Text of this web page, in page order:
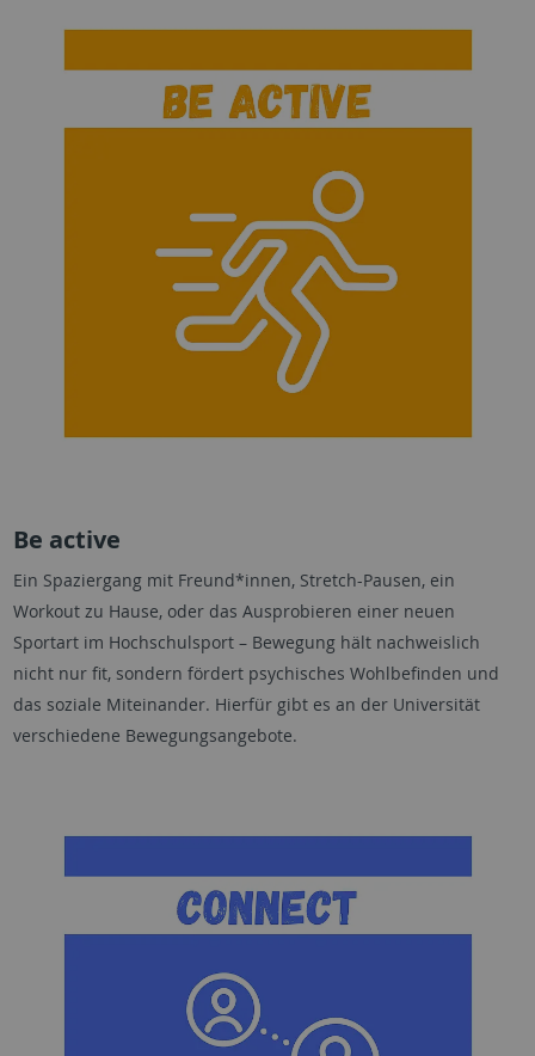
Be active
Ein Spaziergang mit Freund*innen, Stretch-Pausen, ein
Workout zu Hause, oder das Ausprobieren einer neuen
Sportart im Hochschulsport – Bewegung hält nachweislich
nicht nur fit, sondern fördert psychisches Wohlbefinden und
das soziale Miteinander. Hierfür gibt es an der Universität
verschiedene Bewegungsangebote.